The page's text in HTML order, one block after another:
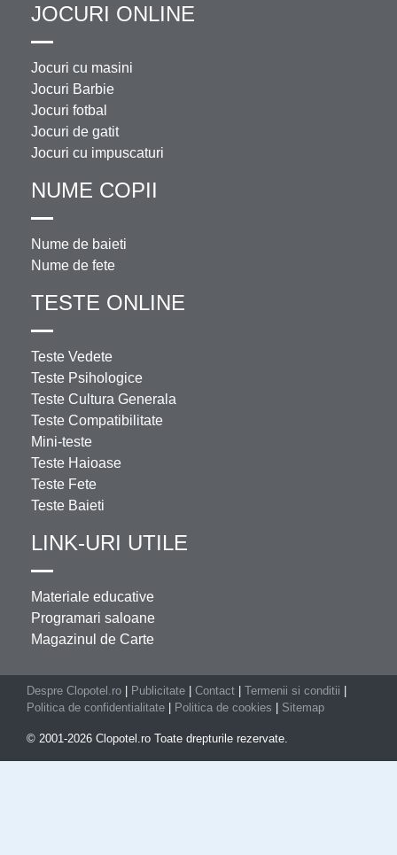
JOCURI ONLINE
Jocuri cu masini
Jocuri Barbie
Jocuri fotbal
Jocuri de gatit
Jocuri cu impuscaturi
NUME COPII
Nume de baieti
Nume de fete
TESTE ONLINE
Teste Vedete
Teste Psihologice
Teste Cultura Generala
Teste Compatibilitate
Mini-teste
Teste Haioase
Teste Fete
Teste Baieti
LINK-URI UTILE
Materiale educative
Programari saloane
Magazinul de Carte
Despre Clopotel.ro | Publicitate | Contact | Termenii si conditii |
Politica de confidentialitate | Politica de cookies | Sitemap
© 2001-2026 Clopotel.ro Toate drepturile rezervate.